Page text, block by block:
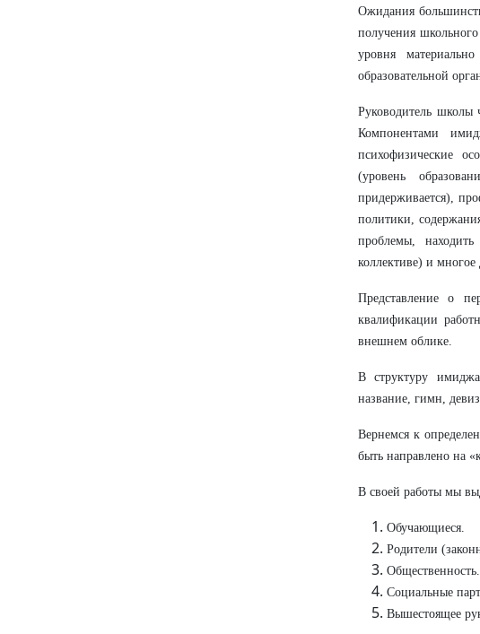
Ожидания
получения
уровня
образовательной
Руководитель школы
Компонентами
психофизические
(уровень
придерживается),
политики,
проблемы,
коллективе) и
Представление о
квалификации
внешнем облике.
В структуру
название, гимн,
Вернемся к
быть направлено на
В своей работы мы
Обучающиеся.
Родители
Общественность.
Социальные
Вышестоящее